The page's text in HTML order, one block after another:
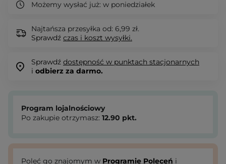
Możemy wysłać już: w poniedziałek
Najtańsza przesyłka od: 6,99 zł.
Sprawdź czas i koszt wysyłki.
Sprawdź dostępność w punktach stacjonarnych
i odbierz za darmo.
Program lojalnościowy
Po zakupie otrzymasz: 12.90 pkt.
Poleć go znajomym w Programie Poleceń i